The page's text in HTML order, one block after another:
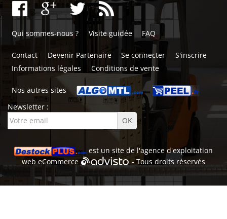
Qui sommes-nous ? Visite guidée FAQ
Contact Devenir Partenaire Se connecter
S'inscrire
Informations légales
Conditions de vente
Nos autres sites
Newsletter :
est un site de l'agence d'exploitation
webeCommerce - Tous droits réservés